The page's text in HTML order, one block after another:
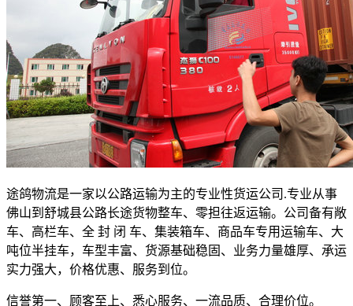
途鸽物流是一家以公路运输为主的专业性货运公司 .专业从事
佛山到舒城县公路长途货物整车、零担往返运输。公司备有敞
车、高栏车、全 封 闭 车、集装箱车、商品车专用运输车、大
吨位半挂车，车型丰富、货源基础稳固、业务力量雄厚、承运
实力强大，价格优惠、服务到位。
信誉第一、顾客至上、悉心服务、一流品质、合理价位。